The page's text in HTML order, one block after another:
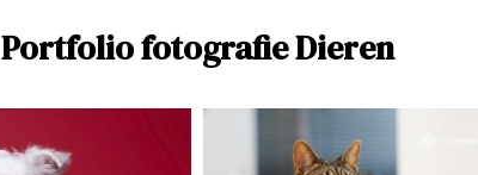
Portfolio fotografie Dieren